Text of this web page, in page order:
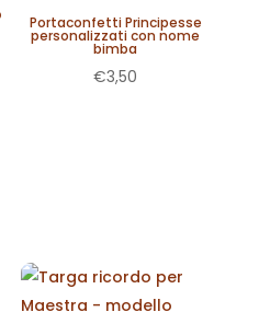
Portaconfetti Principesse
personalizzati con nome
bimba
€3,50